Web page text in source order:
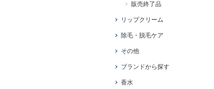
販売終了品
リップクリーム
除毛・脱毛ケア
その他
ブランドから探す
香水